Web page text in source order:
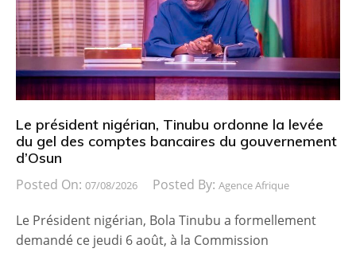
Le président nigérian, Tinubu ordonne la levée
du gel des comptes bancaires du gouvernement
d’Osun
Posted On: 07/08/2026 Posted By: Agence Afrique
Le Président nigérian, Bola Tinubu a formellement
demandé ce jeudi 6 août, à la Commission